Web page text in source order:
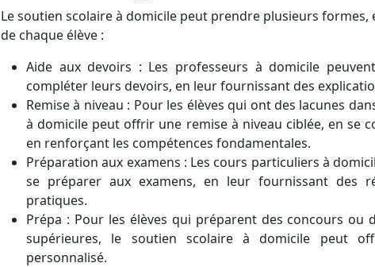
Le soutien scolaire à domicile peut prendre plusieurs
de chaque élève :
Aide aux devoirs : Les professeurs à domicile
compléter leurs devoirs, en leur fournissant des
Remise à niveau : Pour les élèves qui ont des lacunes
à domicile peut offrir une remise à niveau ciblée, en se
en renforçant les compétences fondamentales.
Préparation aux examens : Les cours particuliers à
se préparer aux examens, en leur fournissant des
pratiques.
Prépa : Pour les élèves qui préparent des concours ou
supérieures, le soutien scolaire à domicile peut
personnalisé.